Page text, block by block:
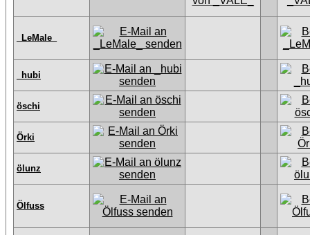
_LeMale_
_hubi
öschi
Örki
ölunz
Ölfuss